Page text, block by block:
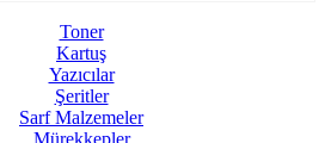
Toner
Kartuş
Yazıcılar
Şeritler
Sarf Malzemeler
Mürekkepler